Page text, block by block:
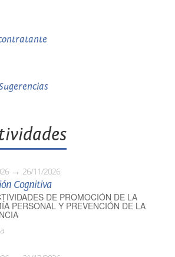
26/11/2026
Cognitiva
DE PROMOCIÓN DE LA
PERSONAL Y PREVENCIÓN DE LA